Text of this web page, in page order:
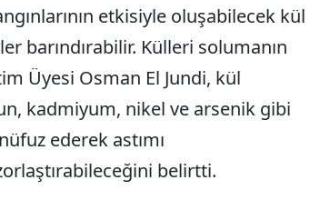
etkisiyle oluşabilecek kül
barındırabilir. Külleri solumanın
Üyesi Osman El Jundi, kül
kadmiyum, nikel ve arsenik gibi
ederek astımı
belirtti.